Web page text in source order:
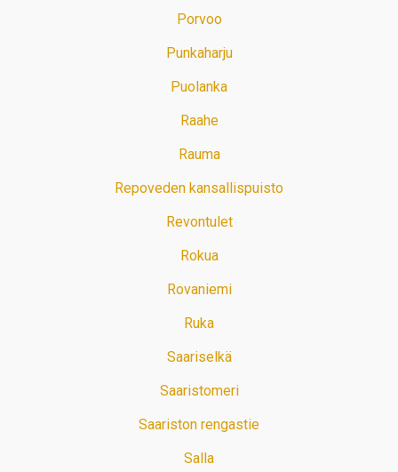
Porvoo
Punkaharju
Puolanka
Raahe
Rauma
Repoveden kansallispuisto
Revontulet
Rokua
Rovaniemi
Ruka
Saariselkä
Saaristomeri
Saariston rengastie
Salla